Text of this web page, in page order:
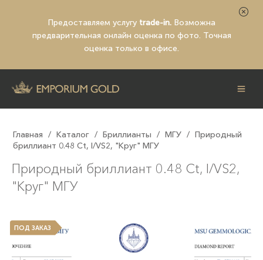
Предоставляем услугу trade-in. Возможна
предварительная онлайн оценка по фото. Точная
оценка только в офисе.
Главная / Каталог / Бриллианты / МГУ / Природный
бриллиант 0.48 Ct, I/VS2, "Круг" МГУ
Природный бриллиант 0.48 Ct, I/VS2,
"Круг" МГУ
ПОД ЗАКАЗ